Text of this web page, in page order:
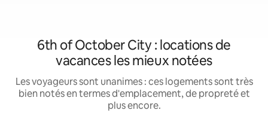
6th of October City : locations de
vacances les mieux notées
Les voyageurs sont unanimes : ces logements sont très
bien notés en termes d'emplacement, de propreté et
plus encore.